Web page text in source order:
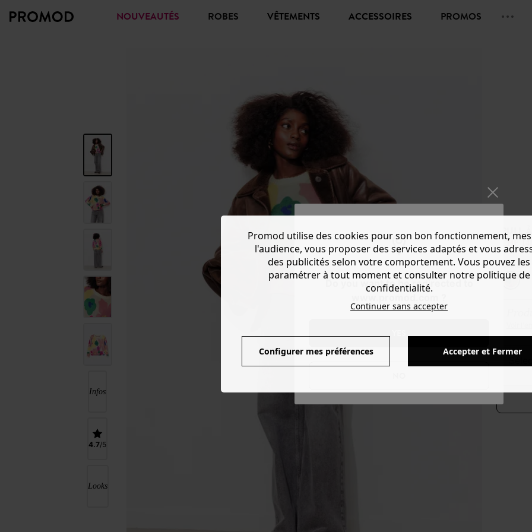
Do you want to be redirected to
NOUVEAUTÉS ROBES VÊTEMENTS ACCESSOIRES PROMOS
Infos
4.7
Looks
PULL
CHF
Couleur :
Voir
Promod utilise des cookies pour son bon fonctionnement,
l'audience, vous proposer des services adaptés et vous
des publicités selon votre comportement. Vous pouvez les
paramétrer à tout moment et consulter notre politique de
confidentialité.
Continuer sans accepter
Configurer mes préférences Accepter et Fermer